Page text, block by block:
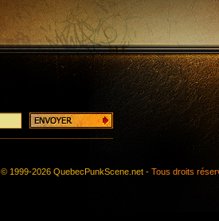
© 1999-2026 QuebecPunkScene.net - Tous droits